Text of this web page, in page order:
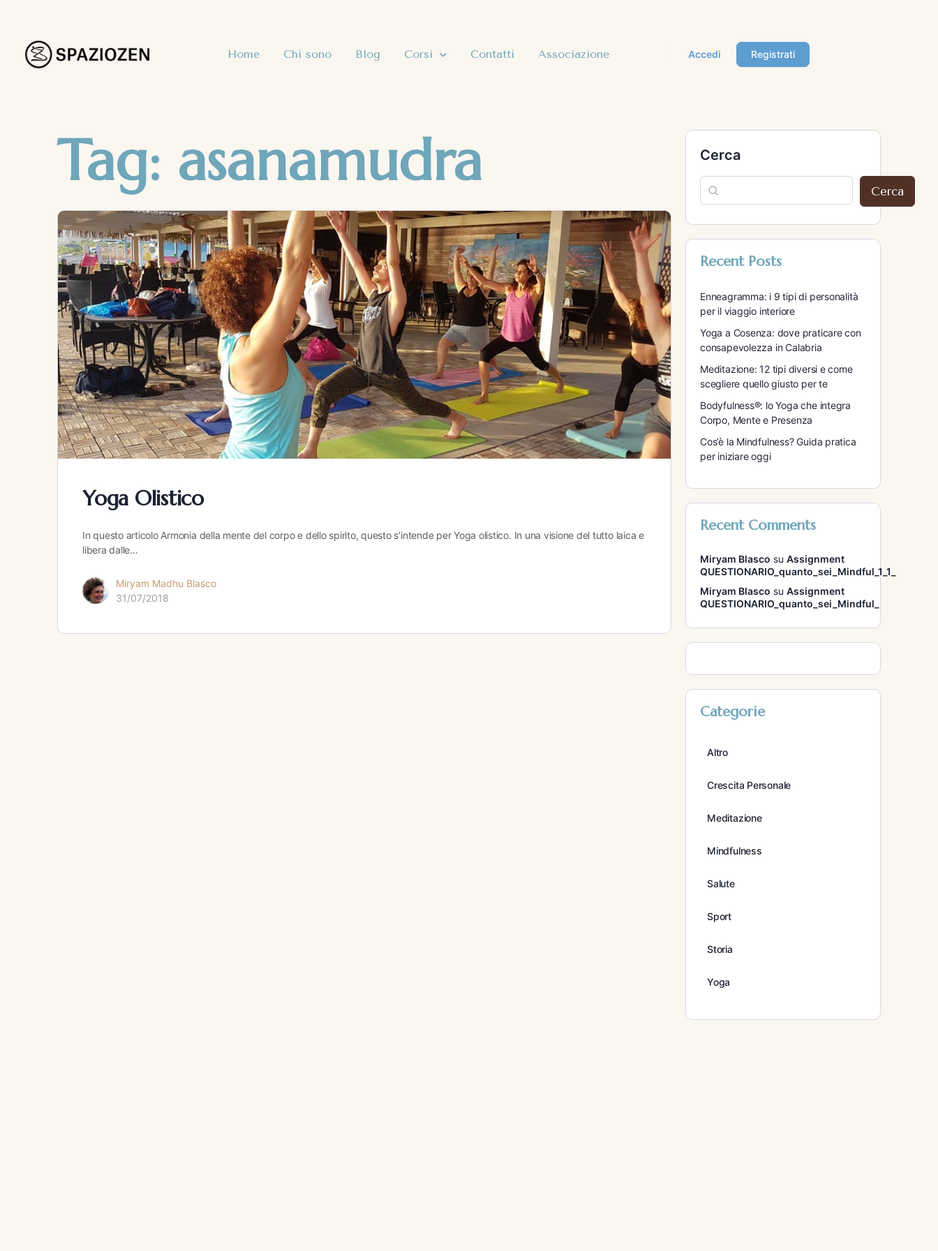
Home Chi sono Blog Corsi Contatti Associazione Accedi Registrati
Tag: asanamudra
Yoga Olistico
In questo articolo Armonia della mente del corpo e dello spirito, questo s’intende per Yoga olistico. In una visione del tutto laica e
libera dalle…
Miryam Madhu Blasco
31/07/2018
Cerca
Cerca
Recent Posts
Enneagramma: i 9 tipi di personalità
per il viaggio interiore
Yoga a Cosenza: dove praticare con
consapevolezza in Calabria
Meditazione: 12 tipi diversi e come
scegliere quello giusto per te
Bodyfulness®: lo Yoga che integra
Corpo, Mente e Presenza
Cos’è la Mindfulness? Guida pratica
per iniziare oggi
Recent Comments
Miryam Blasco su Assignment
QUESTIONARIO_quanto_sei_Mindful_1_1_
Miryam Blasco su Assignment
QUESTIONARIO_quanto_sei_Mindful_
Categorie
Altro
Crescita Personale
Meditazione
Mindfulness
Salute
Sport
Storia
Yoga